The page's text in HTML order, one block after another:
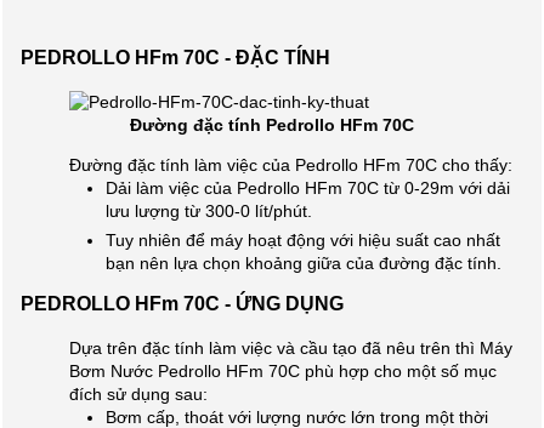
PEDROLLO HFm 70C - ĐẶC TÍNH
Đường đặc tính Pedrollo HFm 70C
Đường đặc tính làm việc của Pedrollo HFm 70C cho thấy:
Dải làm việc của Pedrollo HFm 70C từ 0-29m với dải
lưu lượng từ 300-0 lít/phút.
Tuy nhiên để máy hoạt động với hiệu suất cao nhất
bạn nên lựa chọn khoảng giữa của đường đặc tính.
PEDROLLO HFm 70C - ỨNG DỤNG
Dựa trên đặc tính làm việc và cầu tạo đã nêu trên thì Máy
Bơm Nước Pedrollo HFm 70C phù hợp cho một số mục
đích sử dụng sau:
Bơm cấp, thoát với lượng nước lớn trong một thời